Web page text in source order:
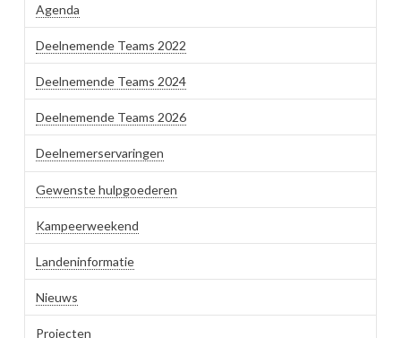
Agenda
Deelnemende Teams 2022
Deelnemende Teams 2024
Deelnemende Teams 2026
Deelnemerservaringen
Gewenste hulpgoederen
Kampeerweekend
Landeninformatie
Nieuws
Projecten